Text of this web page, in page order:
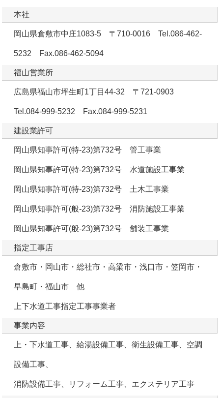
本社
岡山県倉敷市中庄1083-5 〒710-0016 Tel.086-462-
5232 Fax.086-462-5094
福山営業所
広島県福山市坪生町1丁目44-32 〒721-0903
Tel.084-999-5232 Fax.084-999-5231
建設業許可
岡山県知事許可(特-23)第732号 管工事業
岡山県知事許可(特-23)第732号 水道施設工事業
岡山県知事許可(特-23)第732号 土木工事業
岡山県知事許可(般-23)第732号 消防施設工事業
岡山県知事許可(般-23)第732号 舗装工事業
指定工事店
倉敷市・岡山市・総社市・高梁市・浅口市・笠岡市・
早島町・福山市 他
上下水道工事指定工事事業者
事業内容
上・下水道工事、給湯設備工事、衛生設備工事、空調
設備工事、
消防設備工事、リフォーム工事、エクステリア工事